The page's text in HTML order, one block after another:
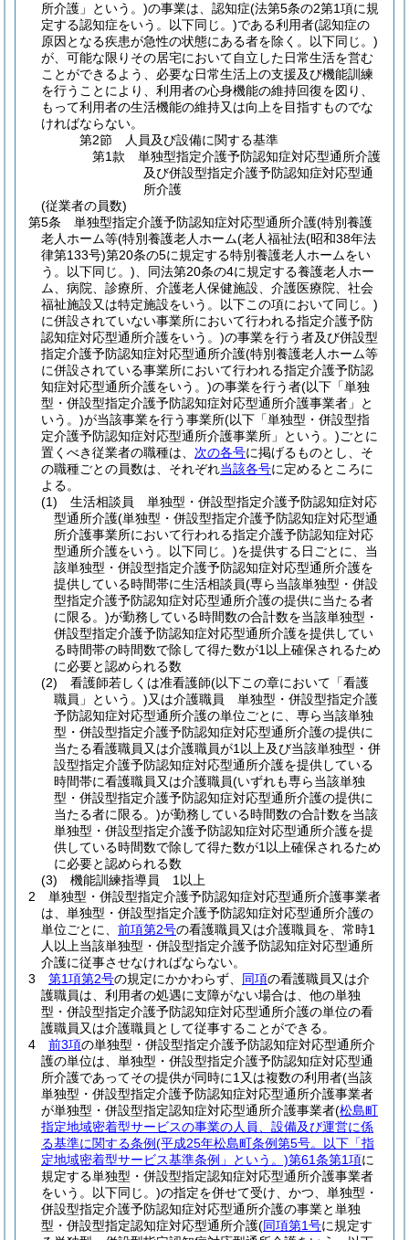
所介護」という。)の事業は、認知症(法第5条の2第1項に規
定する認知症をいう。以下同じ。)である利用者(認知症の
原因となる疾患が急性の状態にある者を除く。以下同じ。)
が、可能な限りその居宅において自立した日常生活を営む
ことができるよう、必要な日常生活上の支援及び機能訓練
を行うことにより、利用者の心身機能の維持回復を図り、
もって利用者の生活機能の維持又は向上を目指すものでな
ければならない。
第2節
人員及び設備に関する基準
第1款
単独型指定介護予防認知症対応型通所介護
及び併設型指定介護予防認知症対応型通
所介護
(従業者の員数)
第5条
単独型指定介護予防認知症対応型通所介護(特別養護
老人ホーム等(特別養護老人ホーム(老人福祉法(昭和38年法
律第133号)第20条の5に規定する特別養護老人ホームをい
う。以下同じ。) 、同法第20条の4に規定する養護老人ホー
ム、病院、診療所、介護老人保健施設、介護医療院、社会
福祉施設又は特定施設をいう。以下この項において同じ。)
に併設されていない事業所において行われる指定介護予防
認知症対応型通所介護をいう。)の事業を行う者及び併設型
指定介護予防認知症対応型通所介護(特別養護老人ホーム等
に併設されている事業所において行われる指定介護予防認
知症対応型通所介護をいう。)の事業を行う者(以下「単独
型・併設型指定介護予防認知症対応型通所介護事業者」と
いう。)が当該事業を行う事業所(以下「単独型・併設型指
定介護予防認知症対応型通所介護事業所」という。)ごとに
置くべき従業者の職種は、 次の各号に掲げるものとし、そ
の職種ごとの員数は、それぞれ当該各号に定めるところに
よる。
(1)
生活相談員 単独型・併設型指定介護予防認知症対応
型通所介護(単独型・併設型指定介護予防認知症対応型通
所介護事業所において行われる指定介護予防認知症対応
型通所介護をいう。以下同じ。)を提供する日ごとに、当
該単独型・併設型指定介護予防認知症対応型通所介護を
提供している時間帯に生活相談員(専ら当該単独型・併設
型指定介護予防認知症対応型通所介護の提供に当たる者
に限る。)が勤務している時間数の合計数を当該単独型・
併設型指定介護予防認知症対応型通所介護を提供してい
る時間帯の時間数で除して得た数が1以上確保されるため
に必要と認められる数
(2)
看護師若しくは准看護師(以下この章において「看護
職員」という。)又は介護職員 単独型・併設型指定介護
予防認知症対応型通所介護の単位ごとに、専ら当該単独
型・併設型指定介護予防認知症対応型通所介護の提供に
当たる看護職員又は介護職員が1以上及び当該単独型・併
設型指定介護予防認知症対応型通所介護を提供している
時間帯に看護職員又は介護職員(いずれも専ら当該単独
型・併設型指定介護予防認知症対応型通所介護の提供に
当たる者に限る。)が勤務している時間数の合計数を当該
単独型・併設型指定介護予防認知症対応型通所介護を提
供している時間数で除して得た数が1以上確保されるため
に必要と認められる数
(3)
機能訓練指導員 1以上
2
単独型・併設型指定介護予防認知症対応型通所介護事業者
は、単独型・併設型指定介護予防認知症対応型通所介護の
単位ごとに、 前項第2号の看護職員又は介護職員を、常時1
人以上当該単独型・併設型指定介護予防認知症対応型通所
介護に従事させなければならない。
3
第1項第2号の規定にかかわらず、 同項の看護職員又は介
護職員は、利用者の処遇に支障がない場合は、他の単独
型・併設型指定介護予防認知症対応型通所介護の単位の看
護職員又は介護職員として従事することができる。
4
前3項の単独型・併設型指定介護予防認知症対応型通所介
護の単位は、単独型・併設型指定介護予防認知症対応型通
所介護であってその提供が同時に1又は複数の利用者(当該
単独型・併設型指定介護予防認知症対応型通所介護事業者
が単独型・併設型指定認知症対応型通所介護事業者(松島町
指定地域密着型サービスの事業の人員、設備及び運営に係
る基準に関する条例(平成25年松島町条例第5号。以下「指
定地域密着型サービス基準条例」という。)第61条第1項に
規定する単独型・併設型指定認知症対応型通所介護事業者
をいう。以下同じ。)の指定を併せて受け、かつ、単独型・
併設型指定介護予防認知症対応型通所介護の事業と単独
型・併設型指定認知症対応型通所介護(同項第1号に規定す